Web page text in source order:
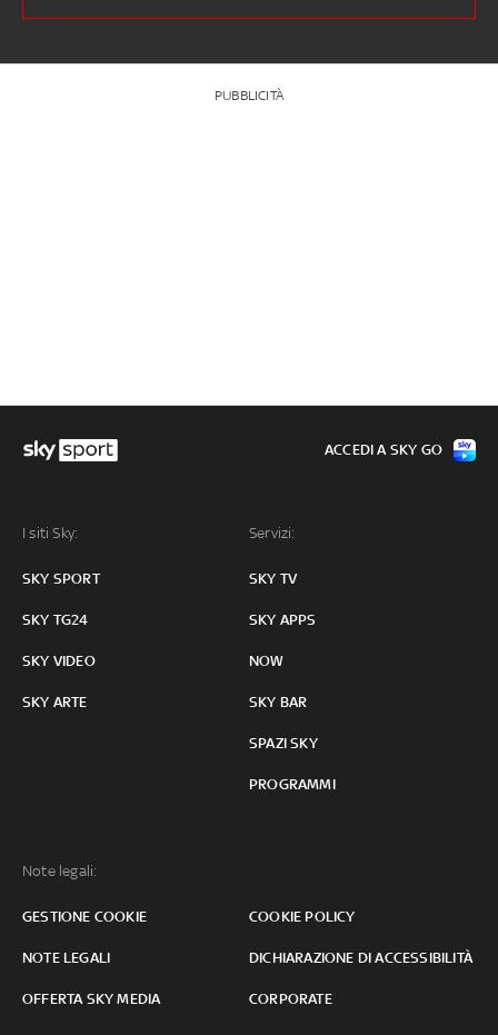
PUBBLICITÀ
I siti Sky:
SKY SPORT
SKY TG24
SKY VIDEO
SKY ARTE
Servizi:
SKY TV
SKY APPS
NOW
SKY BAR
SPAZI SKY
PROGRAMMI
Note legali:
GESTIONE COOKIE COOKIE POLICY
NOTE LEGALI DICHIARAZIONE DI ACCESSIBILITÀ
OFFERTA SKY MEDIA CORPORATE
ACCEDI A SKY GO